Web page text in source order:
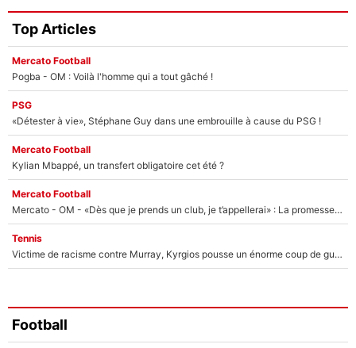
Top Articles
Mercato Football
Pogba - OM : Voilà l'homme qui a tout gâché !
PSG
«Détester à vie», Stéphane Guy dans une embrouille à cause du PSG !
Mercato Football
Kylian Mbappé, un transfert obligatoire cet été ?
Mercato Football
Mercato - OM - «Dès que je prends un club, je t’appellerai» : La promesse de Marcelino au moment de claquer la porte
Tennis
Victime de racisme contre Murray, Kyrgios pousse un énorme coup de gueule !
Football